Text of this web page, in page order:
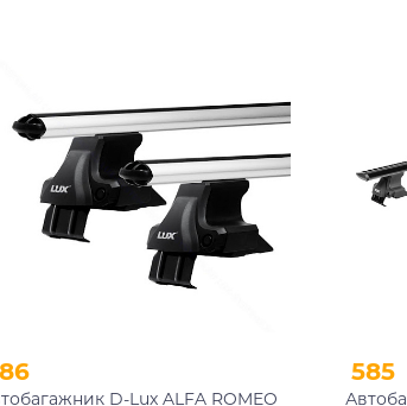
D-Lux ALFA ROMEO
585